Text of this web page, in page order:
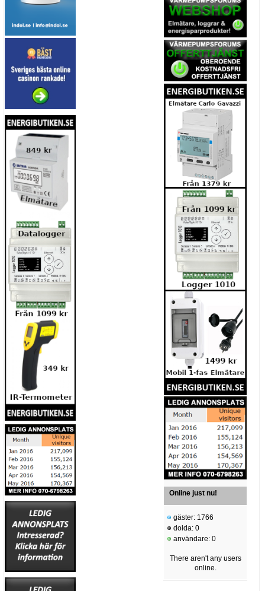
Online just nu!
gäster: 1766
dolda: 0
användare: 0
There aren't any users
online.